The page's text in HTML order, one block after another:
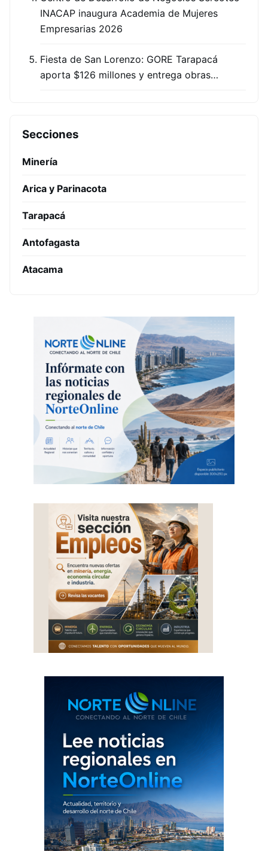
INACAP inaugura Academia de Mujeres
Empresarias 2026
Fiesta de San Lorenzo: GORE Tarapacá
aporta $126 millones y entrega obras…
Secciones
Minería
Arica y Parinacota
Tarapacá
Antofagasta
Atacama